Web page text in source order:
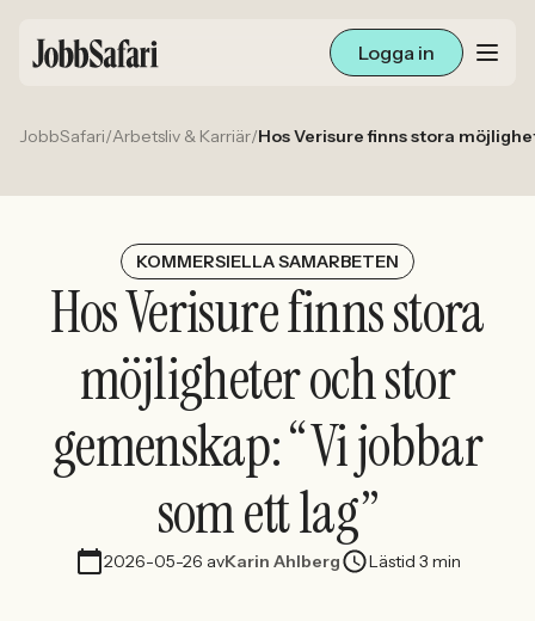
Logga in
Lediga jobb
Arbetsliv och karriär
För arbetsgivare
Skapa annons
Sök med AI
Ny här? Skapa konto
JobbSafari/Arbetsliv & Karriär/Hos Verisure finns stora
KOMMERSIELLA SAMARBETEN
Hos Verisure finns stora
möjligheter och stor
gemenskap: “Vi jobbar
som ett lag”
2026-05-26 avKarin Ahlberg Lästid 3 min